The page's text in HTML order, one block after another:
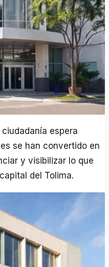
espera
se han convertido en
y visibilizar lo que
del Tolima.